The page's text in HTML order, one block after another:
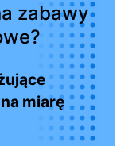
zabawy
miarę